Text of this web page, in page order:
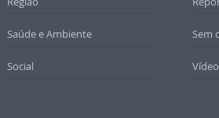
Saúde e Ambiente Sem
Social